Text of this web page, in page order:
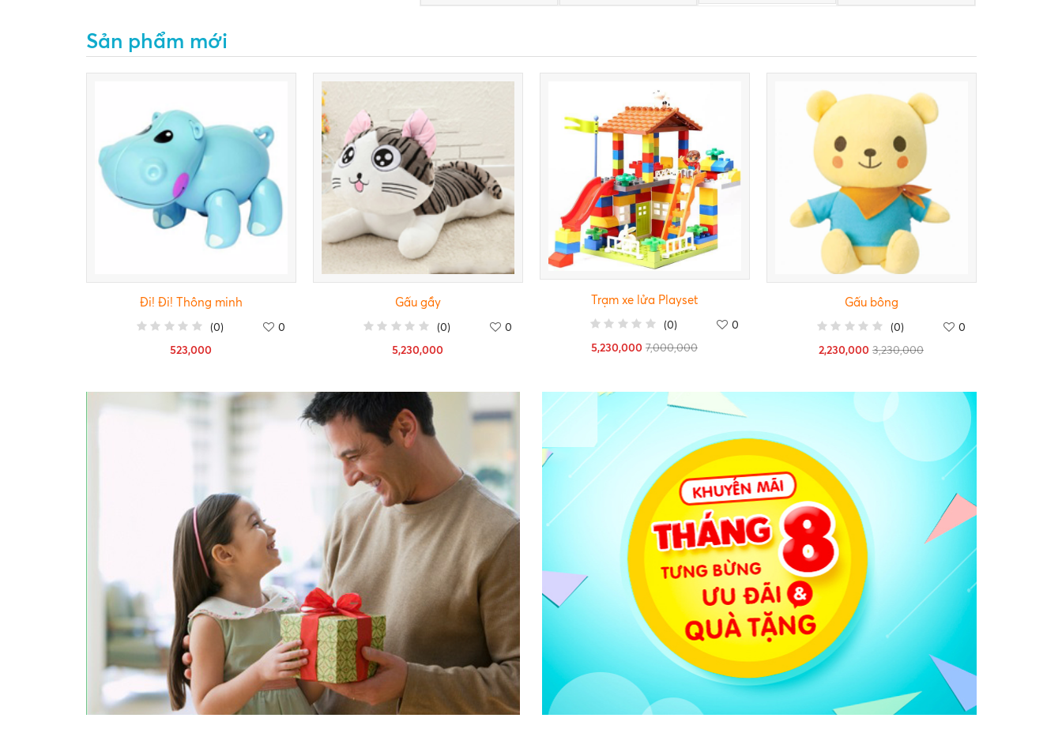
Sản phẩm mới
Đi! Đi! Thông minh
(0)
0
523,000
Gấu gầy
(0)
0
5,230,000
Trạm xe lửa Playset
(0)
0
5,230,000 7,000,000
Gấu bông
(0)
0
2,230,000 3,230,000